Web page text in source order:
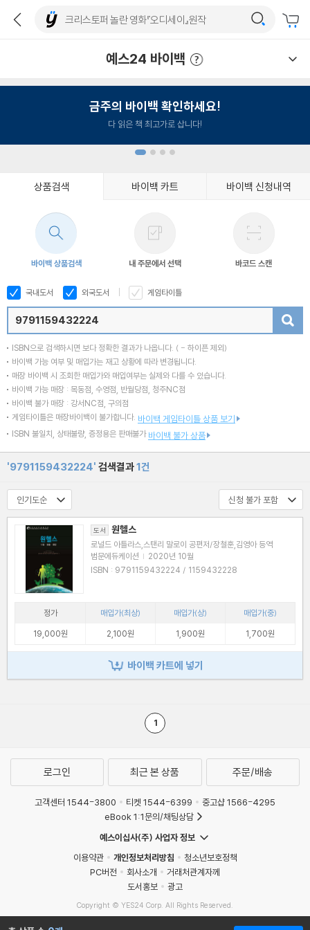
예스24 바이백
금주의 바이백 확인하세요!
다 읽은 책 최고가로 삽니다!
상품검색 바이백 카트 바이백 신청내역
바이백 상품검색 내 주문에서 선택 바코드 스캔
국내도서 외국도서 게임타이틀
ISBN으로 검색하시면 보다 정확한 결과가 나옵니다. ( - 하이픈 제외)
바이백 가능 여부 및 매입가는 재고 상황에 따라 변경됩니다.
매장 바이백 시 조회한 매입가와 매입여부는 실제와 다를 수 있습니다.
바이백 가능 매장 : 목동점, 수영점, 반월당점, 청주NC점
바이백 불가 매장 : 강서NC점, 구의점
게임타이틀은 매장바이백이 불가합니다. 바이백 게임타이틀 상품 보기
ISBN 불일치, 상태불량, 증정용은 판매불가 바이백 불가 상품
'9791159432224' 검색결과1건
도서 원헬스
로널드 아틀라스,스탠리 말로이 공편저/장철훈,김영아 등역
범문에듀케이션 | 2020년 10월
ISBN : 9791159432224 / 1159432228
정가 매입가(최상) 매입가(상)
매입가(중)
19,000원
2,100원 1,900원 1,700원
바이백 카트에 넣기
1
로그인 최근 본 상품 주문/배송
고객센터 1544-3800 티켓 1544-6399
중고샵 1566-4295
eBook 1:1문의/채팅상담
예스이십사(주) 사업자 정보
이용약관
개인정보처리방침
청소년보호정책
PC버전
회사소개
거래처관계자께
도서홍보
광고
Copyright © YES24 Corp. All Rights Reserved.
MATOM6